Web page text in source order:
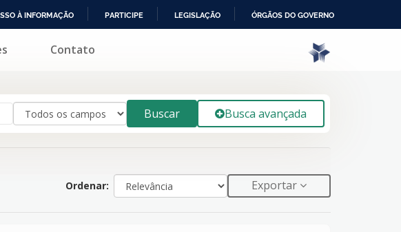
À INFORMAÇÃO PARTICIPE LEGISLAÇÃO ÓRGÃOS DO GOVERNO
Contato
Buscar Busca avançada
Ordenar: Exportar